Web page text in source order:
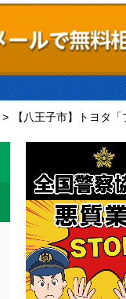
> 【八王子市】トヨタ